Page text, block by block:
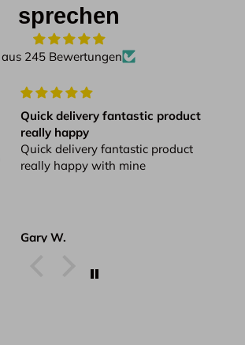
sprechen
aus 245 Bewertungen
Quick delivery fantastic product
really happy
Quick delivery fantastic product
really happy with mine
Gary W.